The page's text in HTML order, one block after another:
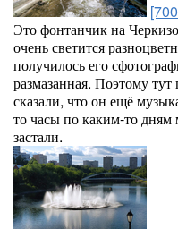
Это фонтанчик на
очень светится
получилось его
размазанная. Поэтому
сказали, что он ещё
то часы по каким-то
застали.